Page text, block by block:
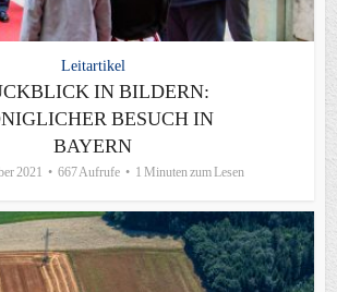
Leitartikel
IN BILDERN:
BESUCH IN
BAYERN
2021 667 Aufrufe 1 Minuten zum Lesen